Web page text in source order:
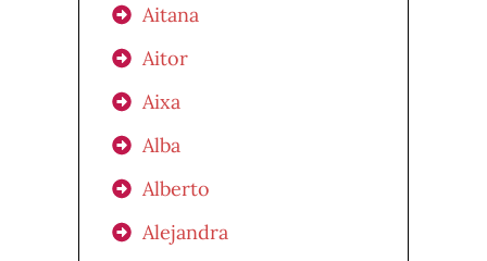
Aitana
Aitor
Aixa
Alba
Alberto
Alejandra